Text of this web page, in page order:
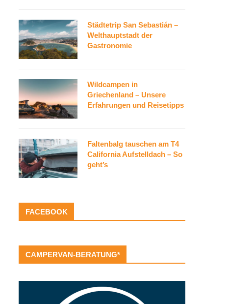
Städtetrip San Sebastián –
Welthauptstadt der
Gastronomie
Wildcampen in
Griechenland – Unsere
Erfahrungen und Reisetipps
Faltenbalg tauschen am T4
California Aufstelldach – So
geht’s
FACEBOOK
CAMPERVAN-BERATUNG*